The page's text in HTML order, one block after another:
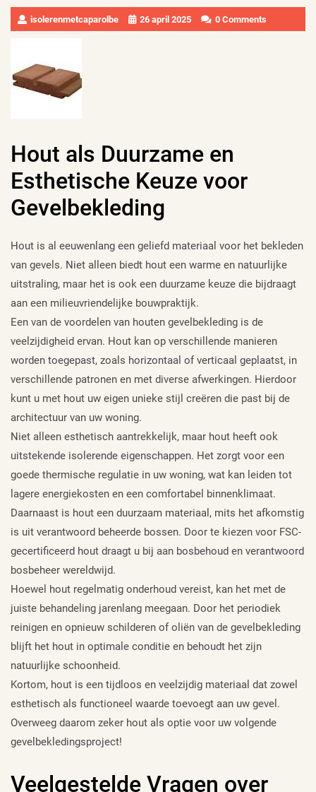
isolerenmetcaparolbe 26 april 2025 0 Comments
Hout als Duurzame en
Esthetische Keuze voor
Gevelbekleding
Hout is al eeuwenlang een geliefd materiaal voor het bekleden
van gevels. Niet alleen biedt hout een warme en natuurlijke
uitstraling, maar het is ook een duurzame keuze die bijdraagt
aan een milieuvriendelijke bouwpraktijk.
Een van de voordelen van houten gevelbekleding is de
veelzijdigheid ervan. Hout kan op verschillende manieren
worden toegepast, zoals horizontaal of verticaal geplaatst, in
verschillende patronen en met diverse afwerkingen. Hierdoor
kunt u met hout uw eigen unieke stijl creëren die past bij de
architectuur van uw woning.
Niet alleen esthetisch aantrekkelijk, maar hout heeft ook
uitstekende isolerende eigenschappen. Het zorgt voor een
goede thermische regulatie in uw woning, wat kan leiden tot
lagere energiekosten en een comfortabel binnenklimaat.
Daarnaast is hout een duurzaam materiaal, mits het afkomstig
is uit verantwoord beheerde bossen. Door te kiezen voor FSC-
gecertificeerd hout draagt u bij aan bosbehoud en verantwoord
bosbeheer wereldwijd.
Hoewel hout regelmatig onderhoud vereist, kan het met de
juiste behandeling jarenlang meegaan. Door het periodiek
reinigen en opnieuw schilderen of oliën van de gevelbekleding
blijft het hout in optimale conditie en behoudt het zijn
natuurlijke schoonheid.
Kortom, hout is een tijdloos en veelzijdig materiaal dat zowel
esthetisch als functioneel waarde toevoegt aan uw gevel.
Overweeg daarom zeker hout als optie voor uw volgende
gevelbekledingsproject!
Veelgestelde Vragen over